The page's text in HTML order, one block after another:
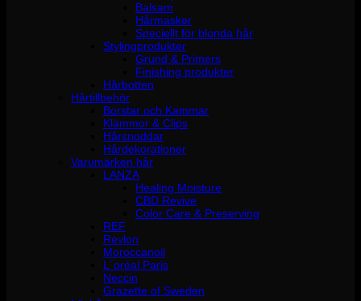
Balsam
Hårmasker
Speciellt för blonda hår
Stylingprodukter
Grund & Primers
Finishing produkter
Hårbotten
Hårtillbehör
Borstar och Kammar
Klämmor & Clips
Hårsnoddar
Hårdekorationer
Varumärken hår
LANZA
Healing Moisture
CBD Revive
Color Care & Preserving
REF
Revlon
Moroccanoil
L´oréal Paris
Neccin
Grazette of Sweden